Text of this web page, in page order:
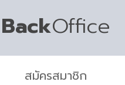
BackOffice
สมัครสมาชิก